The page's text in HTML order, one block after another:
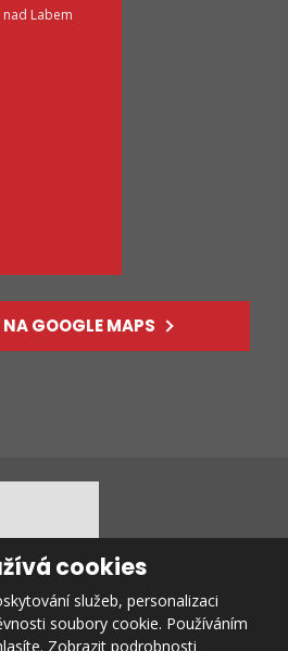
nad Labem
GOOGLE MAPS
eBRÁNA s.r.o.
|Podmínky použití
cookies
služeb, personalizaci
soubory cookie. Používáním
Zobrazit podrobnosti